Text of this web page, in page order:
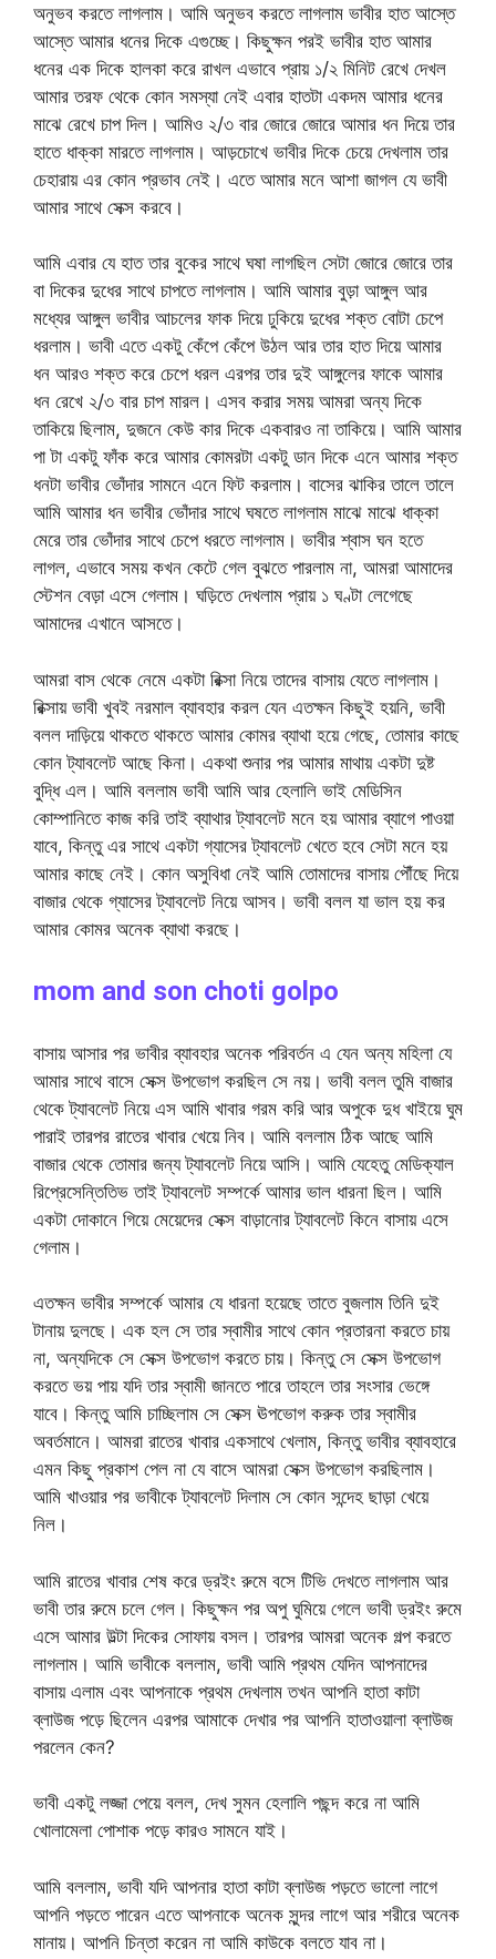
অনুভব করতে লাগলাম। আমি অনুভব করতে লাগলাম ভাবীর হাত আস্তে
আস্তে আমার ধনের দিকে এগুচ্ছে। কিছুক্ষন পরই ভাবীর হাত আমার
ধনের এক দিকে হালকা করে রাখল এভাবে প্রায় ১/২ মিনিট রেখে দেখল
আমার তরফ থেকে কোন সমস্যা নেই এবার হাতটা একদম আমার ধনের
মাঝে রেখে চাপ দিল। আমিও ২/৩ বার জোরে জোরে আমার ধন দিয়ে তার
হাতে ধাক্কা মারতে লাগলাম। আড়চোখে ভাবীর দিকে চেয়ে দেখলাম তার
চেহারায় এর কোন প্রভাব নেই। এতে আমার মনে আশা জাগল যে ভাবী
আমার সাথে সেক্স করবে।
আমি এবার যে হাত তার বুকের সাথে ঘষা লাগছিল সেটা জোরে জোরে তার
বা দিকের দুধের সাথে চাপতে লাগলাম। আমি আমার বুড়া আঙ্গুল আর
মধ্যের আঙ্গুল ভাবীর আচলের ফাক দিয়ে ঢুকিয়ে দুধের শক্ত বোটা চেপে
ধরলাম। ভাবী এতে একটু কেঁপে কেঁপে উঠল আর তার হাত দিয়ে আমার
ধন আরও শক্ত করে চেপে ধরল এরপর তার দুই আঙ্গুলের ফাকে আমার
ধন রেখে ২/৩ বার চাপ মারল। এসব করার সময় আমরা অন্য দিকে
তাকিয়ে ছিলাম, দুজনে কেউ কার দিকে একবারও না তাকিয়ে। আমি আমার
পা টা একটু ফাঁক করে আমার কোমরটা একটু ডান দিকে এনে আমার শক্ত
ধনটা ভাবীর ভোঁদার সামনে এনে ফিট করলাম। বাসের ঝাকির তালে তালে
আমি আমার ধন ভাবীর ভোঁদার সাথে ঘষতে লাগলাম মাঝে মাঝে ধাক্কা
মেরে তার ভোঁদার সাথে চেপে ধরতে লাগলাম। ভাবীর শ্বাস ঘন হতে
লাগল, এভাবে সময় কখন কেটে গেল বুঝতে পারলাম না, আমরা আমাদের
স্টেশন বেড়া এসে গেলাম। ঘড়িতে দেখলাম প্রায় ১ ঘণ্টা লেগেছে
আমাদের এখানে আসতে।
আমরা বাস থেকে নেমে একটা রিক্সা নিয়ে তাদের বাসায় যেতে লাগলাম।
রিক্সায় ভাবী খুবই নরমাল ব্যাবহার করল যেন এতক্ষন কিছুই হয়নি, ভাবী
বলল দাড়িয়ে থাকতে থাকতে আমার কোমর ব্যাথা হয়ে গেছে, তোমার কাছে
কোন ট্যাবলেট আছে কিনা। একথা শুনার পর আমার মাথায় একটা দুষ্ট
বুদ্ধি এল। আমি বললাম ভাবী আমি আর হেলালি ভাই মেডিসিন
কোম্পানিতে কাজ করি তাই ব্যাথার ট্যাবলেট মনে হয় আমার ব্যাগে পাওয়া
যাবে, কিন্তু এর সাথে একটা গ্যাসের ট্যাবলেট খেতে হবে সেটা মনে হয়
আমার কাছে নেই। কোন অসুবিধা নেই আমি তোমাদের বাসায় পৌঁছে দিয়ে
বাজার থেকে গ্যাসের ট্যাবলেট নিয়ে আসব। ভাবী বলল যা ভাল হয় কর
আমার কোমর অনেক ব্যাথা করছে।
mom and son choti golpo
বাসায় আসার পর ভাবীর ব্যাবহার অনেক পরিবর্তন এ যেন অন্য মহিলা যে
আমার সাথে বাসে সেক্স উপভোগ করছিল সে নয়। ভাবী বলল তুমি বাজার
থেকে ট্যাবলেট নিয়ে এস আমি খাবার গরম করি আর অপুকে দুধ খাইয়ে ঘুম
পারাই তারপর রাতের খাবার খেয়ে নিব। আমি বললাম ঠিক আছে আমি
বাজার থেকে তোমার জন্য ট্যাবলেট নিয়ে আসি। আমি যেহেতু মেডিক্যাল
রিপ্রেসেন্তিতিভ তাই ট্যাবলেট সম্পর্কে আমার ভাল ধারনা ছিল। আমি
একটা দোকানে গিয়ে মেয়েদের সেক্স বাড়ানোর ট্যাবলেট কিনে বাসায় এসে
গেলাম।
এতক্ষন ভাবীর সম্পর্কে আমার যে ধারনা হয়েছে তাতে বুজলাম তিনি দুই
টানায় দুলছে। এক হল সে তার স্বামীর সাথে কোন প্রতারনা করতে চায়
না, অন্যদিকে সে সেক্স উপভোগ করতে চায়। কিন্তু সে সেক্স উপভোগ
করতে ভয় পায় যদি তার স্বামী জানতে পারে তাহলে তার সংসার ভেঙ্গে
যাবে। কিন্তু আমি চাচ্ছিলাম সে সেক্স ঊপভোগ করুক তার স্বামীর
অবর্তমানে। আমরা রাতের খাবার একসাথে খেলাম, কিন্তু ভাবীর ব্যাবহারে
এমন কিছু প্রকাশ পেল না যে বাসে আমরা সেক্স উপভোগ করছিলাম।
আমি খাওয়ার পর ভাবীকে ট্যাবলেট দিলাম সে কোন সন্দেহ ছাড়া খেয়ে
নিল।
আমি রাতের খাবার শেষ করে ড্রইং রুমে বসে টিভি দেখতে লাগলাম আর
ভাবী তার রুমে চলে গেল। কিছুক্ষন পর অপু ঘুমিয়ে গেলে ভাবী ড্রইং রুমে
এসে আমার উল্টা দিকের সোফায় বসল। তারপর আমরা অনেক গল্প করতে
লাগলাম। আমি ভাবীকে বললাম, ভাবী আমি প্রথম যেদিন আপনাদের
বাসায় এলাম এবং আপনাকে প্রথম দেখলাম তখন আপনি হাতা কাটা
ব্লাউজ পড়ে ছিলেন এরপর আমাকে দেখার পর আপনি হাতাওয়ালা ব্লাউজ
পরলেন কেন?
ভাবী একটু লজ্জা পেয়ে বলল, দেখ সুমন হেলালি পছন্দ করে না আমি
খোলামেলা পোশাক পড়ে কারও সামনে যাই।
আমি বললাম, ভাবী যদি আপনার হাতা কাটা ব্লাউজ পড়তে ভালো লাগে
আপনি পড়তে পারেন এতে আপনাকে অনেক সুন্দর লাগে আর শরীরে অনেক
মানায়। আপনি চিন্তা করেন না আমি কাউকে বলতে যাব না।